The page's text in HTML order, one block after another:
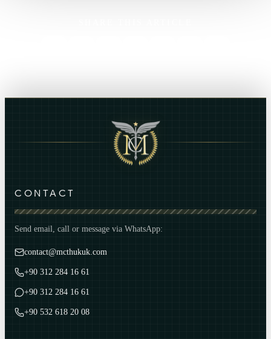
CONTACT
Send email, call or message via WhatsApp:
contact@mcthukuk.com
+90 312 284 16 61
+90 312 284 16 61
+90 532 618 20 08